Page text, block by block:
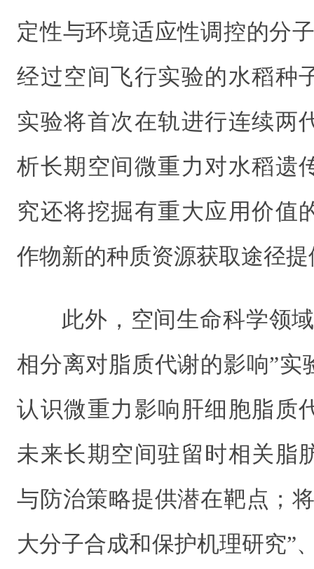
定性与环境适应性调控的分
经过空间飞行实验的水稻种
实验将首次在轨进行连续两
析长期空间微重力对水稻遗
究还将挖掘有重大应用价值
作物新的种质资源获取途径
此外，空间生命科学领
相分离对脂质代谢的影响”实
认识微重力影响肝细胞脂质
未来长期空间驻留时相关脂
与防治策略提供潜在靶点；
大分子合成和保护机理研究”